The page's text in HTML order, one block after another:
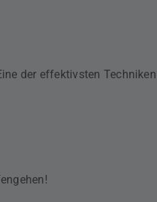
der effektivsten